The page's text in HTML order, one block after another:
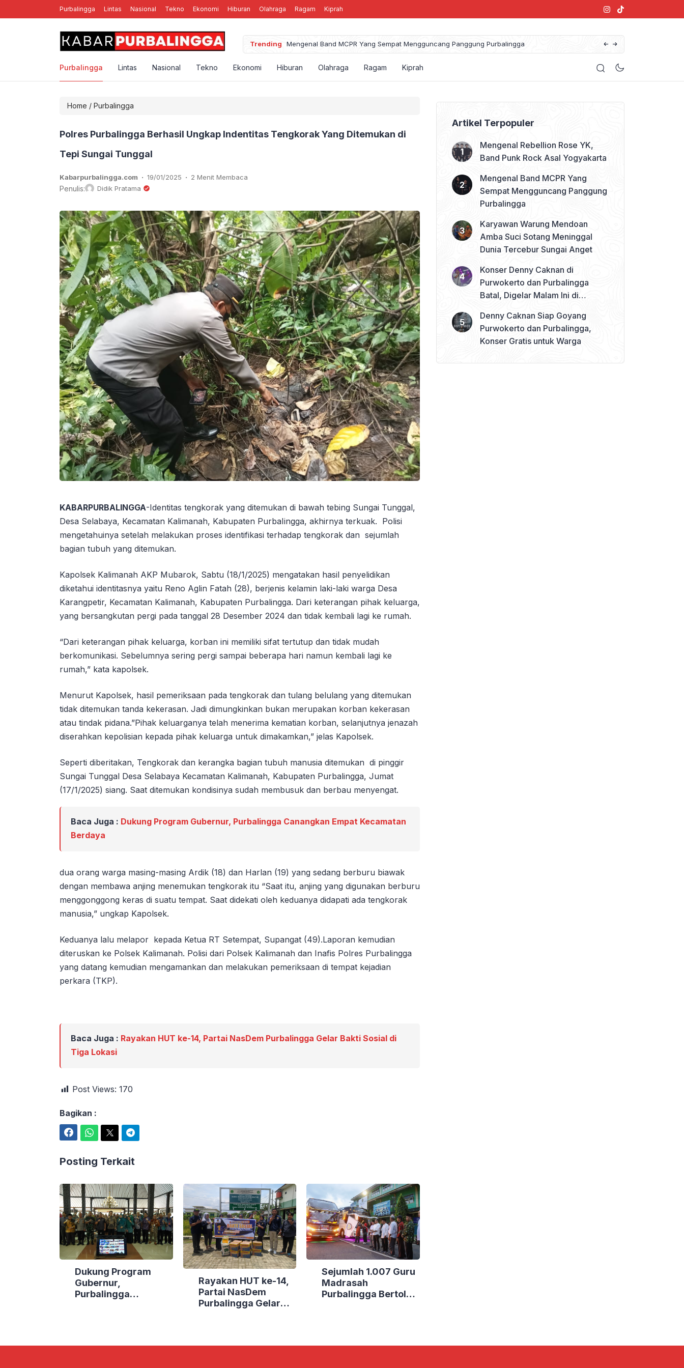
Purbalingga Lintas Nasional Tekno Ekonomi Hiburan Olahraga Ragam Kiprah
Trending
Rebellion Rose YK, Band Punk Rock Asal Yogyakarta Mengenal Band MCPR Yang Sempat Mengguncang Panggung Purbalingga
Purbalingga Lintas Nasional Tekno Ekonomi Hiburan Olahraga Ragam Kiprah
Home / Purbalingga
Polres Purbalingga Berhasil Ungkap Indentitas Tengkorak Yang Ditemukan di
Tepi Sungai Tunggal
Kabarpurbalingga.com . 19/01/2025 . 2 Menit Membaca
Penulis: Didik Pratama
KABARPURBALINGGA-Identitas tengkorak yang ditemukan di bawah tebing Sungai Tunggal,
Desa Selabaya, Kecamatan Kalimanah, Kabupaten PurbaIingga, akhirnya terkuak. Polisi
mengetahuinya setelah melakukan proses identifikasi terhadap tengkorak dan sejumlah
bagian tubuh yang ditemukan.
Kapolsek Kalimanah AKP Mubarok, Sabtu (18/1/2025) mengatakan hasil penyelidikan
diketahui identitasnya yaitu Reno Aglin Fatah (28), berjenis kelamin laki-laki warga Desa
Karangpetir, Kecamatan Kalimanah, Kabupaten Purbalingga. Dari keterangan pihak keluarga,
yang bersangkutan pergi pada tanggal 28 Desember 2024 dan tidak kembali lagi ke rumah.
“Dari keterangan pihak keluarga, korban ini memiliki sifat tertutup dan tidak mudah
berkomunikasi. Sebelumnya sering pergi sampai beberapa hari namun kembali lagi ke
rumah,” kata kapolsek.
Menurut Kapolsek, hasil pemeriksaan pada tengkorak dan tulang belulang yang ditemukan
tidak ditemukan tanda kekerasan. Jadi dimungkinkan bukan merupakan korban kekerasan
atau tindak pidana.”Pihak keluarganya telah menerima kematian korban, selanjutnya jenazah
diserahkan kepolisian kepada pihak keluarga untuk dimakamkan,” jelas Kapolsek.
Seperti diberitakan, Tengkorak dan kerangka bagian tubuh manusia ditemukan di pinggir
Sungai Tunggal Desa Selabaya Kecamatan Kalimanah, Kabupaten Purbalingga, Jumat
(17/1/2025) siang. Saat ditemukan kondisinya sudah membusuk dan berbau menyengat.
Baca Juga : Dukung Program Gubernur, Purbalingga Canangkan Empat Kecamatan
Berdaya
dua orang warga masing-masing Ardik (18) dan Harlan (19) yang sedang berburu biawak
dengan membawa anjing menemukan tengkorak itu “Saat itu, anjing yang digunakan berburu
menggonggong keras di suatu tempat. Saat didekati oleh keduanya didapati ada tengkorak
manusia,” ungkap Kapolsek.
Keduanya lalu melapor kepada Ketua RT Setempat, Supangat (49).Laporan kemudian
diteruskan ke Polsek Kalimanah. Polisi dari Polsek Kalimanah dan Inafis Polres Purbalingga
yang datang kemudian mengamankan dan melakukan pemeriksaan di tempat kejadian
perkara (TKP).
Baca Juga : Rayakan HUT ke-14, Partai NasDem Purbalingga Gelar Bakti Sosial di
Tiga Lokasi
Post Views: 170
Bagikan :
Posting Terkait
Dukung Program
Gubernur,
Purbalingga
Rayakan HUT ke-14,
Partai NasDem
Purbalingga Gelar
Sejumlah 1.007 Guru
Madrasah
Purbalingga Bertolak
Artikel Terpopuler
Mengenal Rebellion Rose YK,
Band Punk Rock Asal Yogyakarta
Mengenal Band MCPR Yang
Sempat Mengguncang Panggung
Purbalingga
Karyawan Warung Mendoan
Amba Suci Sotang Meninggal
Dunia Tercebur Sungai Anget
Konser Denny Caknan di
Purwokerto dan Purbalingga
Batal, Digelar Malam Ini di
Denny Caknan Siap Goyang
Purwokerto dan Purbalingga,
Konser Gratis untuk Warga